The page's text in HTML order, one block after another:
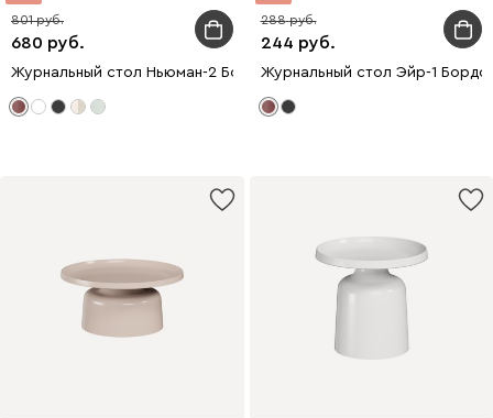
680
801
Журнальный стол Ньюман-2 Бордовый Глянец
244
288
Журнальный стол Эйр-1